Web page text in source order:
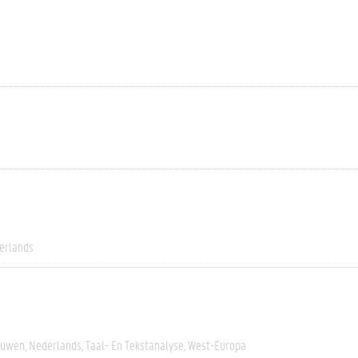
Nederlands Taal- En Tekstanalyse West-Europa